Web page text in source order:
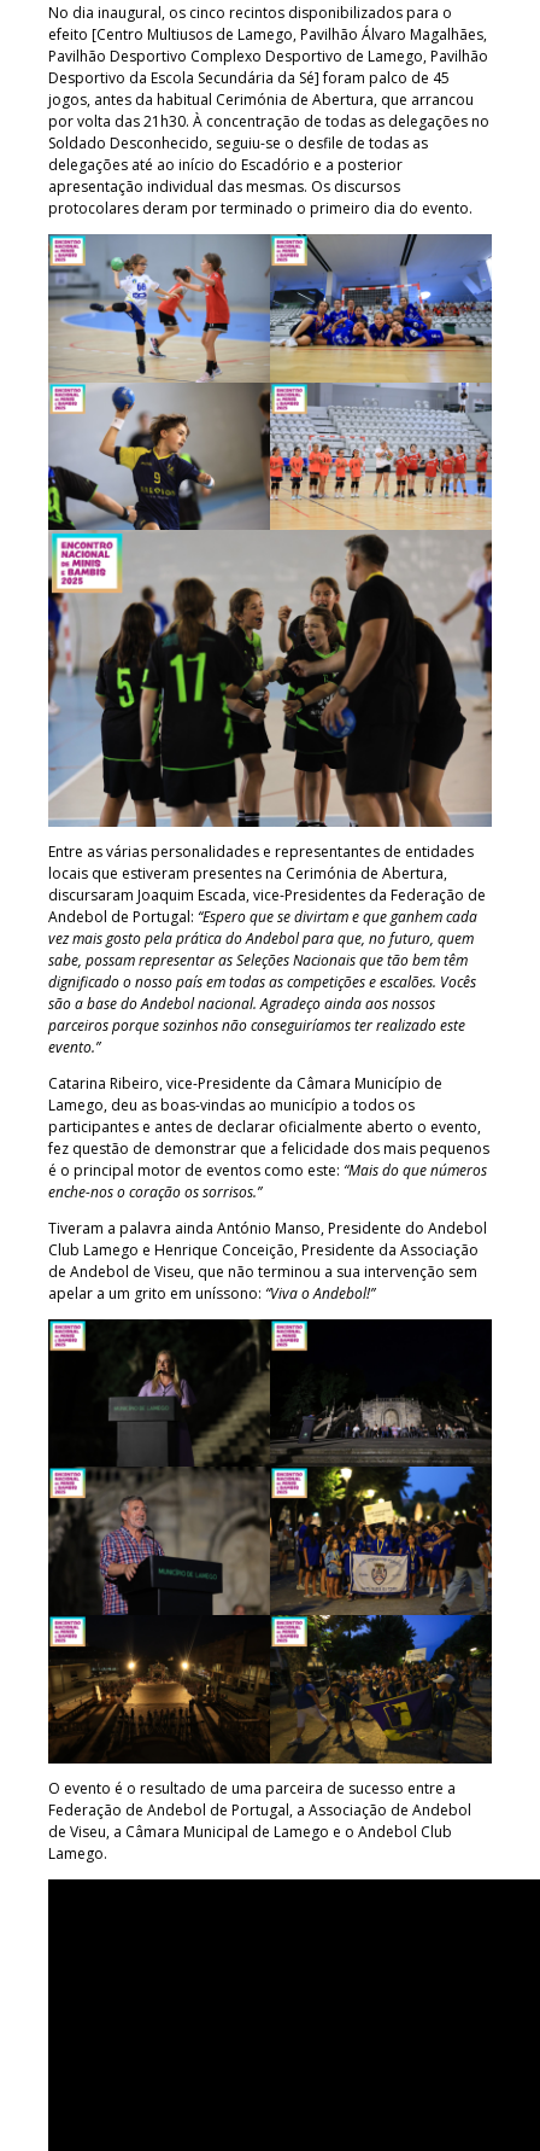
No dia inaugural, os cinco recintos disponibilizados para o
efeito [Centro Multiusos de Lamego, Pavilhão Álvaro Magalhães,
Pavilhão Desportivo Complexo Desportivo de Lamego, Pavilhão
Desportivo da Escola Secundária da Sé] foram palco de 45
jogos, antes da habitual Cerimónia de Abertura, que arrancou
por volta das 21h30. À concentração de todas as delegações no
Soldado Desconhecido, seguiu-se o desfile de todas as
delegações até ao início do Escadório e a posterior
apresentação individual das mesmas. Os discursos
protocolares deram por terminado o primeiro dia do evento.
Entre as várias personalidades e representantes de entidades
locais que estiveram presentes na Cerimónia de Abertura,
discursaram Joaquim Escada, vice-Presidentes da Federação de
Andebol de Portugal: “Espero que se divirtam e que ganhem cada
vez mais gosto pela prática do Andebol para que, no futuro, quem
sabe, possam representar as Seleções Nacionais que tão bem têm
dignificado o nosso país em todas as competições e escalões. Vocês
são a base do Andebol nacional. Agradeço ainda aos nossos
parceiros porque sozinhos não conseguiríamos ter realizado este
evento.”
Catarina Ribeiro, vice-Presidente da Câmara Município de
Lamego, deu as boas-vindas ao município a todos os
participantes e antes de declarar oficialmente aberto o evento,
fez questão de demonstrar que a felicidade dos mais pequenos
é o principal motor de eventos como este: “Mais do que números
enche-nos o coração os sorrisos.”
Tiveram a palavra ainda António Manso, Presidente do Andebol
Club Lamego e Henrique Conceição, Presidente da Associação
de Andebol de Viseu, que não terminou a sua intervenção sem
apelar a um grito em uníssono: “Viva o Andebol!”
O evento é o resultado de uma parceira de sucesso entre a
Federação de Andebol de Portugal, a Associação de Andebol
de Viseu, a Câmara Municipal de Lamego e o Andebol Club
Lamego.